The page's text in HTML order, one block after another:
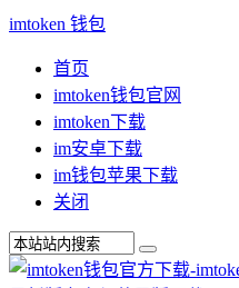
imtoken 钱包
首页
imtoken钱包官网
imtoken下载
im安卓下载
im钱包苹果下载
关闭